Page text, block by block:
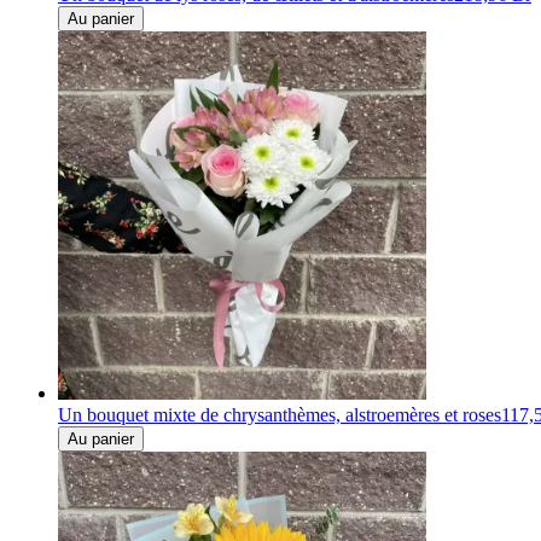
Au panier
Un bouquet mixte de chrysanthèmes, alstroemères et roses
Au panier